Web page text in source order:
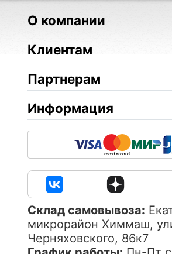
О компании
Клиентам
Партнерам
Информация
Cклад самовывоза:
микрорайон Химмаш,
Черняховского, 86к7